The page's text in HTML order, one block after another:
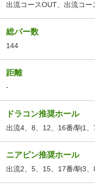
出流コースOUT 出流コー
総パー数
144
距離
-
ドラコン推奨ホール
出流4、8、12、16番/駒1
ニアピン推奨ホール
出流2、5、15、17番/駒3